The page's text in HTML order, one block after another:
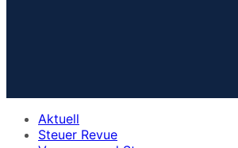
Aktuell
Steuer Revue